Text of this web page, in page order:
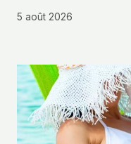
5 août 2026